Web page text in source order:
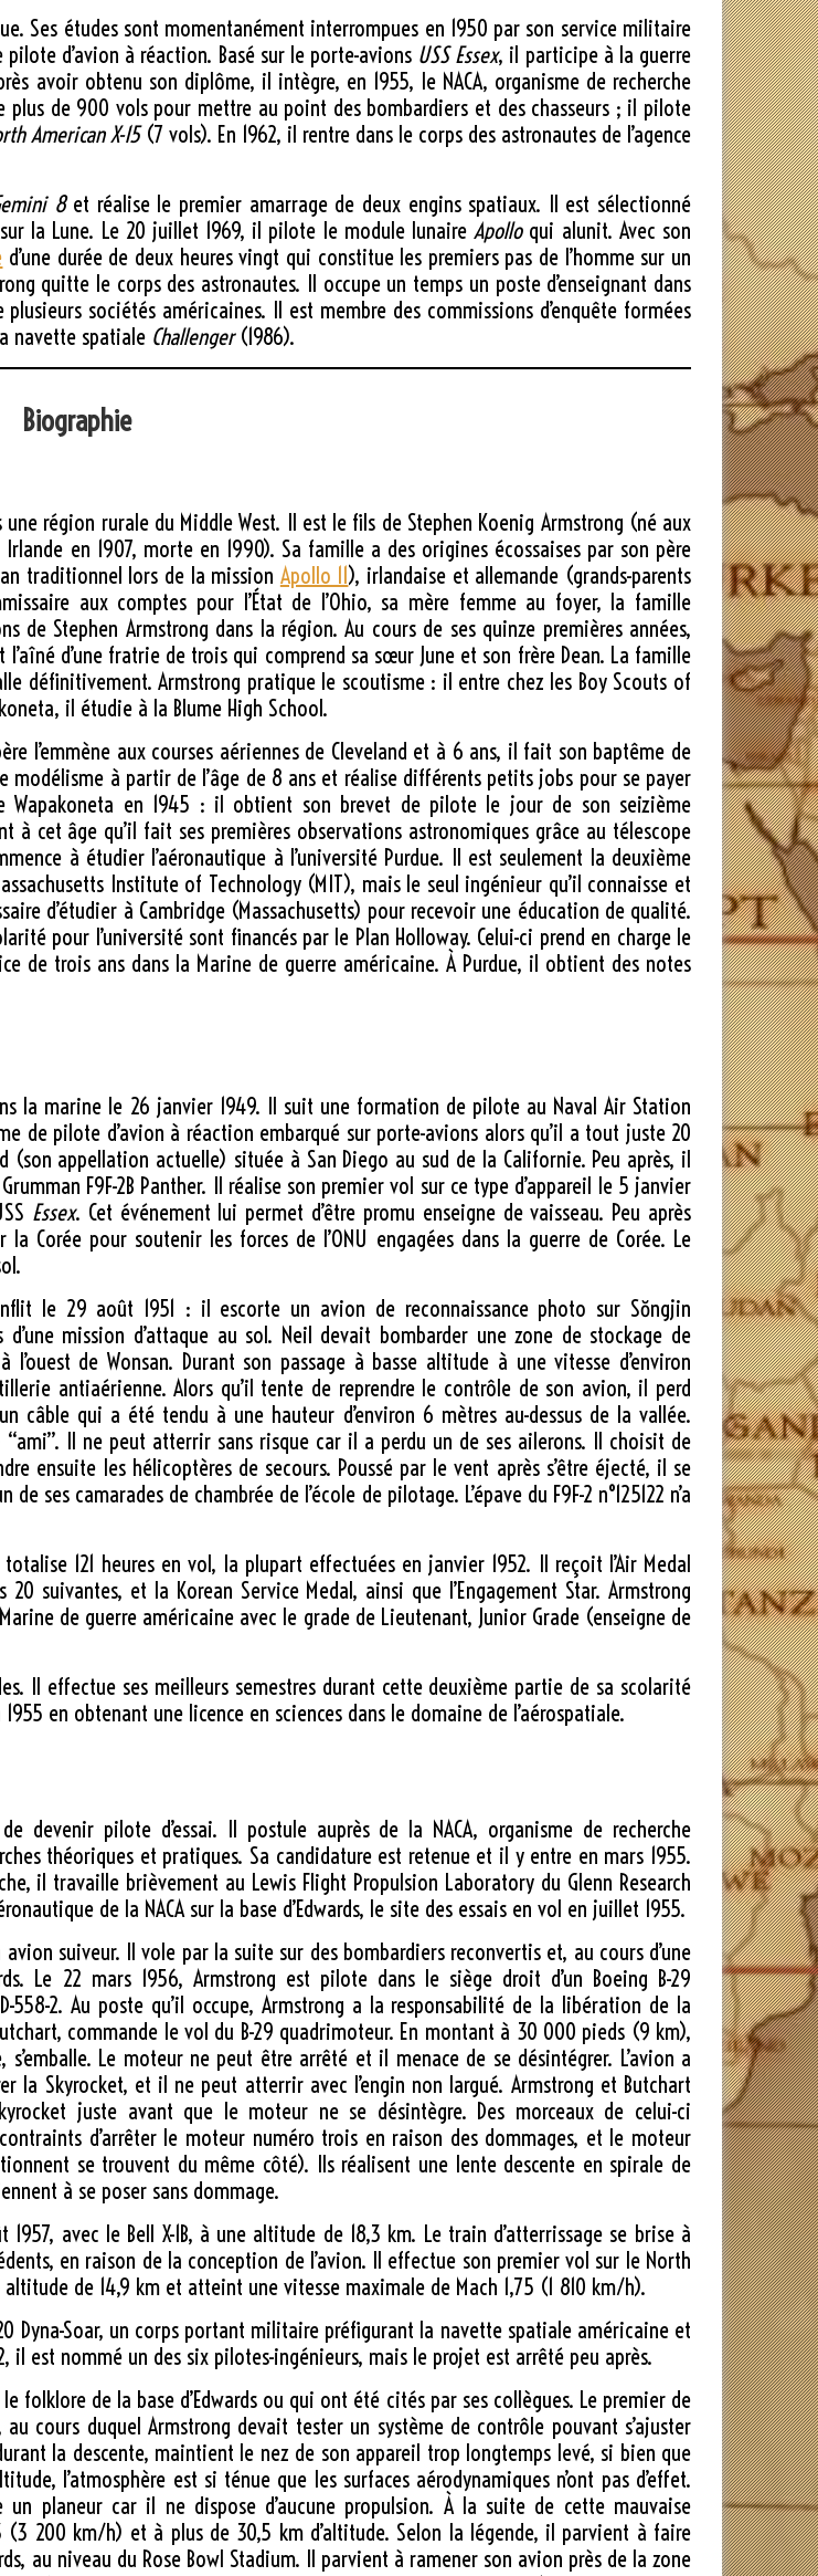
Ses études sont momentanément interrompues en 1950 par son service militaire
d’avion à réaction. Basé sur le porte-avions USS Essex, il participe à la guerre
avoir obtenu son diplôme, il intègre, en 1955, le NACA, organisme de recherche
plus de 900 vols pour mettre au point des bombardiers et des chasseurs ; il pilote
American X-15(7 vols). En 1962, il rentre dans le corps des astronautes de l’agence
8et réalise le premier amarrage de deux engins spatiaux. Il est sélectionné
la Lune. Le 20 juillet 1969, il pilote le module lunaireApolloqui alunit. Avec son
d’une durée de deux heures vingt qui constitue les premiers pas de l’homme sur un
quitte le corps des astronautes. Il occupe un temps un poste d’enseignant dans
sociétés américaines. Il est membre des commissions d’enquête formées
navette spatiale Challenger(1986).
Biographie
une région rurale du Middle West. Il est le fils de Stephen Koenig Armstrong (né aux
en 1907, morte en 1990). Sa famille a des origines écossaises par son père
traditionnel lors de la mission Apollo 11), irlandaise et allemande (grands-parents
aux comptes pour l’État de l’Ohio, sa mère femme au foyer, la famille
Stephen Armstrong dans la région. Au cours de ses quinze premières années,
d’une fratrie de trois qui comprend sa sœur June et son frère Dean. La famille
définitivement. Armstrong pratique le scoutisme : il entre chez les Boy Scouts of
il étudie à la Blume High School.
l’emmène aux courses aériennes de Cleveland et à 6 ans, il fait son baptême de
modélisme à partir de l’âge de 8 ans et réalise différents petits jobs pour se payer
Wapakoneta en 1945 : il obtient son brevet de pilote le jour de son seizième
à cet âge qu’il fait ses premières observations astronomiques grâce au télescope
à étudier l’aéronautique à l’université Purdue. Il est seulement la deuxième
Institute of Technology (MIT), mais le seul ingénieur qu’il connaisse et
d’étudier à Cambridge (Massachusetts) pour recevoir une éducation de qualité.
pour l’université sont financés par le Plan Holloway. Celui-ci prend en charge le
de trois ans dans la Marine de guerre américaine. À Purdue, il obtient des notes
la marine le 26 janvier 1949. Il suit une formation de pilote au Naval Air Station
de pilote d’avion à réaction embarqué sur porte-avions alors qu’il a tout juste 20
appellation actuelle) située à San Diego au sud de la Californie. Peu après, il
F9F-2B Panther. Il réalise son premier vol sur ce type d’appareil le 5 janvier
Essex. Cet événement lui permet d’être promu enseigne de vaisseau. Peu après
Corée pour soutenir les forces de l’ONU engagées dans la guerre de Corée. Le
le 29 août 1951 : il escorte un avion de reconnaissance photo sur Sŏngjin
mission d’attaque au sol. Neil devait bombarder une zone de stockage de
de Wonsan. Durant son passage à basse altitude à une vitesse d’environ
antiaérienne. Alors qu’il tente de reprendre le contrôle de son avion, il perd
câble qui a été tendu à une hauteur d’environ 6 mètresau-dessus de la vallée.
Il ne peut atterrir sans risque car il a perdu un de ses ailerons. Il choisit de
ensuite les hélicoptères de secours. Poussé par le vent après s’être éjecté, il se
camarades de chambrée de l’école de pilotage. L’épave du F9F-2 n°125122 n’a
121 heures en vol, la plupart effectuées en janvier 1952. Il reçoit l’Air Medal
suivantes, et la Korean Service Medal, ainsi que l’Engagement Star. Armstrong
de guerre américaine avec le grade de Lieutenant, Junior Grade (enseigne de
Il effectue ses meilleurs semestres durant cette deuxième partie de sa scolarité
en obtenant une licence en sciences dans le domaine de l’aérospatiale.
devenir pilote d’essai. Il postule auprès de la NACA, organisme de recherche
théoriques et pratiques. Sa candidature est retenue et il y entre en mars 1955.
il travaille brièvement au Lewis Flight Propulsion Laboratory du Glenn Research
de la NACA sur la base d’Edwards, le site des essais en vol en juillet 1955.
suiveur. Il vole par la suite sur des bombardiers reconvertis et, au cours d’une
Le 22 mars 1956, Armstrong est pilote dans le siège droit d’un Boeing B-29
558-2. Au poste qu’il occupe, Armstrong a la responsabilité de la libération de la
commande le vol du B-29 quadrimoteur. En montant à 30 000 pieds (9 km),
Le moteur ne peut être arrêté et il menace de se désintégrer. L’avion a
la Skyrocket, et il ne peut atterrir avec l’engin non largué. Armstrong et Butchart
juste avant que le moteur ne se désintègre. Des morceaux de celui-ci
d’arrêter le moteur numéro trois en raison des dommages, et le moteur
se trouvent du même côté). Ils réalisent une lente descente en spirale de
à se poser sans dommage.
1957, avec le Bell X-1B, à une altitude de 18,3 km. Le train d’atterrissage se brise à
en raison de la conception de l’avion. Il effectue son premier vol sur le North
altitude de 14,9 km et atteint une vitesse maximale de Mach 1,75 (1 810 km/h).
Dyna-Soar, un corps portant militaire préfigurant la navette spatiale américaine et
, il est nommé un des six pilotes-ingénieurs, mais le projet est arrêté peu après.
de la base d’Edwards ou qui ont été cités par ses collègues. Le premier de
au cours duquel Armstrong devait tester un système de contrôle pouvant s’ajuster
la descente, maintient le nez de son appareil trop longtemps levé, si bien que
l’atmosphère est si ténue que les surfaces aérodynamiques n’ont pas d’effet.
un planeur car il ne dispose d’aucune propulsion. À la suite de cette mauvaise
(3 200 km/h) et à plus de 30,5 kmd’altitude. Selon la légende, il parvient à faire
au niveau du Rose Bowl Stadium. Il parvient à ramener son avion près de la zone